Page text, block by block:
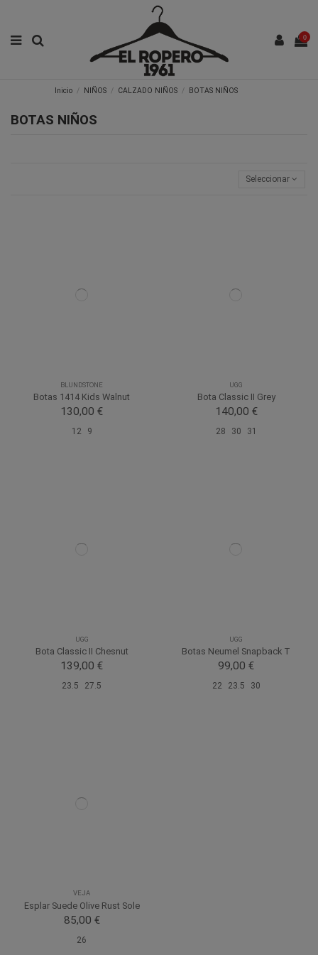
0
Inicio NIÑOS CALZADO NIÑOS BOTAS NIÑOS
BOTAS NIÑOS
Seleccionar
BLUNDSTONE
Botas 1414 Kids Walnut
130,00 €
12 9
UGG
Bota Classic II Grey
140,00 €
28 30 31
UGG
Bota Classic II Chesnut
139,00 €
23.5 27.5
UGG
Botas Neumel Snapback T
99,00 €
22 23.5 30
VEJA
Esplar Suede Olive Rust Sole
85,00 €
26